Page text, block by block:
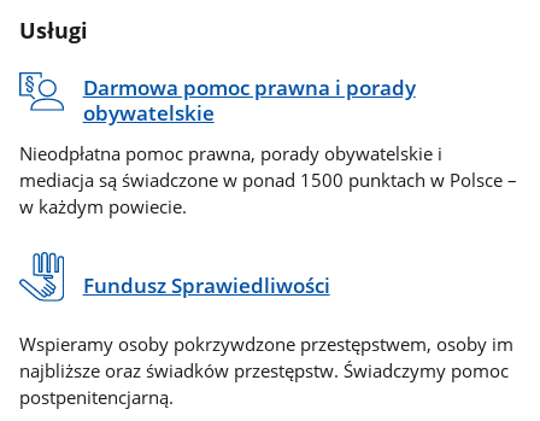
Usługi
Darmowa pomoc prawna i porady
obywatelskie
Nieodpłatna pomoc prawna, porady obywatelskie i
mediacja są świadczone w ponad 1500 punktach w Polsce –
w każdym powiecie.
Fundusz Sprawiedliwości
Wspieramy osoby pokrzywdzone przestępstwem, osoby im
najbliższe oraz świadków przestępstw. Świadczymy pomoc
postpenitencjarną.